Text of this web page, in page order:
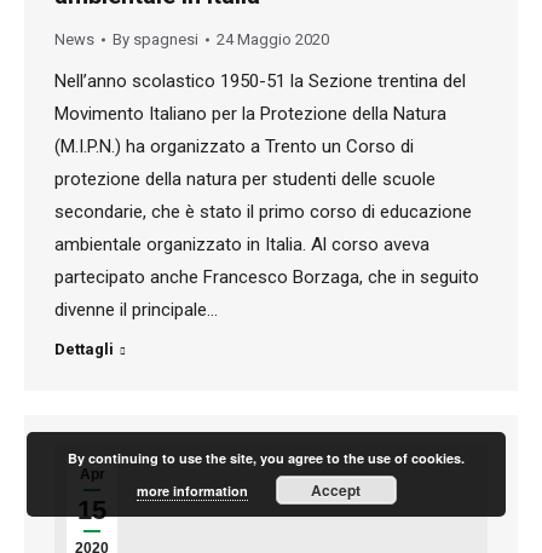
2020
News By spagnesi 24 Maggio 2020
Nell’anno scolastico 1950-51 la Sezione trentina del
Movimento Italiano per la Protezione della Natura
(M.I.P.N.) ha organizzato a Trento un Corso di
protezione della natura per studenti delle scuole
secondarie, che è stato il primo corso di educazione
ambientale organizzato in Italia. Al corso aveva
partecipato anche Francesco Borzaga, che in seguito
divenne il principale…
Dettagli
Apr
15
2020
By continuing to use the site, you agree to the use of cookies.
more information
Accept